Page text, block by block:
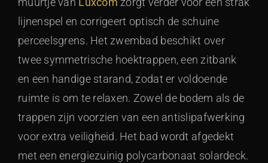
lijnenspel en corrigeert optisch de schuine
perceelsgrens. Het zwembad beschikt over
twee symmetrische hoektrappen, een zitbank
en een handige starand, zodat er voldoende
ruimte is om te relaxen. Zowel de bodem als de
trappen zijn voorzien van een antislipafwerking
voor extra veiligheid. Het bad wordt afgedekt
met een energiezuinig polycarbonaat solardeck.